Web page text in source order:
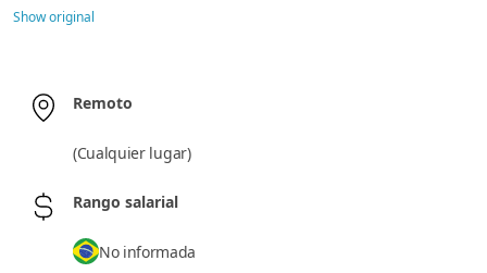
Show original
Remoto
(Cualquier lugar)
Rango salarial
No informada